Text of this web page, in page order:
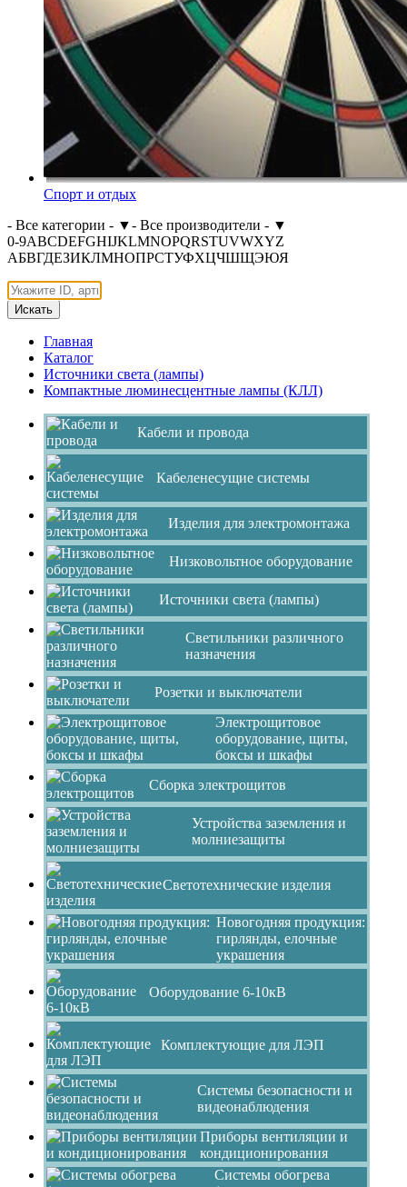
Спорт и отдых
- Все категории - ▼- Все производители - ▼
0-9ABCDEFGHIJKLMNOPQRSTUVWXYZ
АБВГДЕЗИКЛМНОПРСТУФХЦЧШЩЭЮЯ
Искать
Главная
Каталог
Источники света (лампы)
Компактные люминесцентные лампы (КЛЛ)
Кабели и провода
Кабеленесущие системы
Изделия для электромонтажа
Низковольтное оборудование
Источники света (лампы)
Светильники различного
назначения
Розетки и выключатели
Электрощитовое
оборудование, щиты,
боксы и шкафы
Сборка электрощитов
Устройства заземления и
молниезащиты
Светотехнические изделия
Новогодняя продукция:
гирлянды, елочные
украшения
Оборудование 6-10кВ
Комплектующие для ЛЭП
Системы безопасности и
видеонаблюдения
Приборы вентиляции и
кондиционирования
Системы обогрева